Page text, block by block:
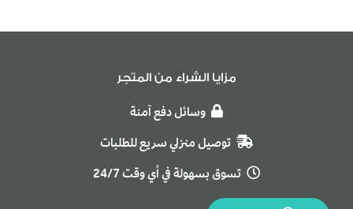
مزايا الشراء من المتجر
وسائل دفع آمنة
توصيل منزلي سريع للطلبات
تسوق بسهولة في أي وقت 24/7